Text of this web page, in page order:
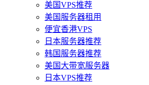
美国VPS推荐
美国服务器租用
便宜香港VPS
日本服务器推荐
韩国服务器推荐
美国大带宽服务器
日本VPS推荐